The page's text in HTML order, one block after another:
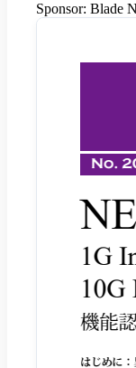
Sponsor: Blade